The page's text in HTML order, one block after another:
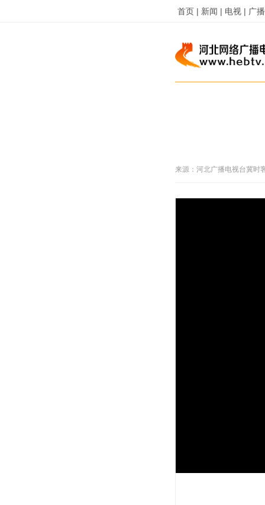
首页 | 新闻 | 电视 | 广
来源： 河北广播电视台冀时